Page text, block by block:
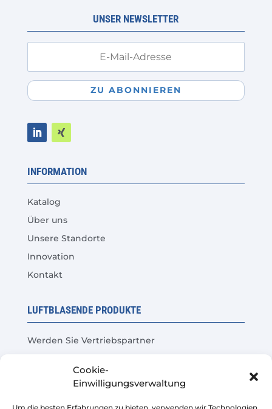
Cookie-
Einwilligungsverwaltung
werden
UNSER NEWSLETTER
ZU ABONNIEREN
INFORMATION
Katalog
Über uns
Unsere Standorte
Innovation
Kontakt
LUFTBLASENDE PRODUKTE
Werden Sie Vertriebspartner
Häufige Fragen